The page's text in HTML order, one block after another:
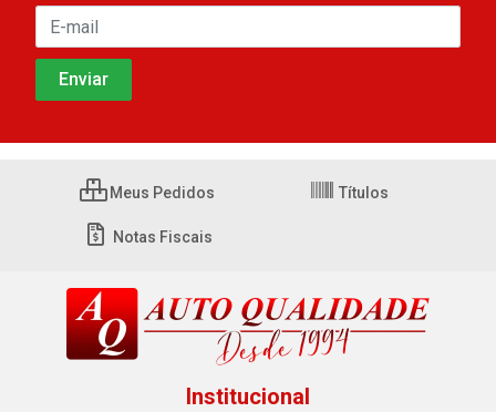
Meus Pedidos Títulos
Notas Fiscais
Institucional